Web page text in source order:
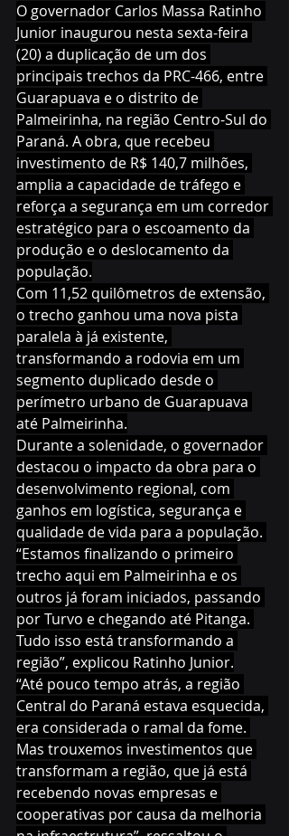
O governador Carlos Massa Ratinho
Junior inaugurou nesta sexta-feira
(20) a duplicação de um dos
principais trechos da PRC-466, entre
Guarapuava e o distrito de
Palmeirinha, na região Centro-Sul do
Paraná. A obra, que recebeu
investimento de R$ 140,7 milhões,
amplia a capacidade de tráfego e
reforça a segurança em um corredor
estratégico para o escoamento da
produção e o deslocamento da
população.
Com 11,52 quilômetros de extensão,
o trecho ganhou uma nova pista
paralela à já existente,
transformando a rodovia em um
segmento duplicado desde o
perímetro urbano de Guarapuava
até Palmeirinha.
Durante a solenidade, o governador
destacou o impacto da obra para o
desenvolvimento regional, com
ganhos em logística, segurança e
qualidade de vida para a população.
“Estamos finalizando o primeiro
trecho aqui em Palmeirinha e os
outros já foram iniciados, passando
por Turvo e chegando até Pitanga.
Tudo isso está transformando a
região”, explicou Ratinho Junior.
“Até pouco tempo atrás, a região
Central do Paraná estava esquecida,
era considerada o ramal da fome.
Mas trouxemos investimentos que
transformam a região, que já está
recebendo novas empresas e
cooperativas por causa da melhoria